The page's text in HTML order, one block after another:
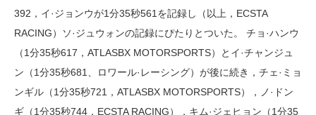
392，イ·ジョンウが1分35秒561を記録し（以上，ECSTA
RACING）ソ·ジュウォンの記録にぴたりとついた。 チョ·ハンウ
（1分35秒617，ATLASBX MOTORSPORTS）とイ·チャンジュ
ン（1分35秒681、ロワール·レーシング）が後に続き，チェ·ミョ
ンギル（1分35秒721，ATLASBX MOTORSPORTS），ノ·ドン
ギ（1分35秒744，ECSTA RACING），キム·ジェヒョン（1分35